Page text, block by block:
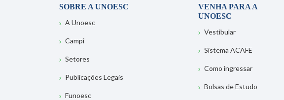
SOBRE A UNOESC
A Unoesc
Campi
Setores
Publicações Legais
Funoesc
VENHA PARA A
UNOESC
Vestibular
Sistema ACAFE
Como ingressar
Bolsas de Estudo